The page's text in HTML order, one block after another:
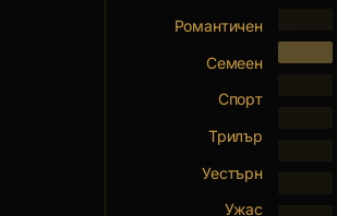
Романтичен
Семеен
Спорт
Трилър
Уестърн
Ужас